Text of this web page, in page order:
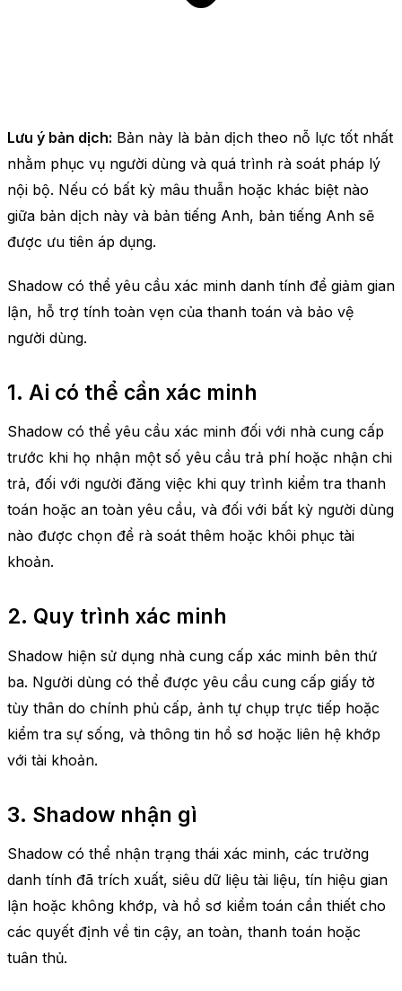
Lưu ý bản dịch: Bản này là bản dịch theo nỗ lực tốt nhất
nhằm phục vụ người dùng và quá trình rà soát pháp lý
nội bộ. Nếu có bất kỳ mâu thuẫn hoặc khác biệt nào
giữa bản dịch này và bản tiếng Anh, bản tiếng Anh sẽ
được ưu tiên áp dụng.
Shadow có thể yêu cầu xác minh danh tính để giảm gian
lận, hỗ trợ tính toàn vẹn của thanh toán và bảo vệ
người dùng.
1. Ai có thể cần xác minh
Shadow có thể yêu cầu xác minh đối với nhà cung cấp
trước khi họ nhận một số yêu cầu trả phí hoặc nhận chi
trả, đối với người đăng việc khi quy trình kiểm tra thanh
toán hoặc an toàn yêu cầu, và đối với bất kỳ người dùng
nào được chọn để rà soát thêm hoặc khôi phục tài
khoản.
2. Quy trình xác minh
Shadow hiện sử dụng nhà cung cấp xác minh bên thứ
ba. Người dùng có thể được yêu cầu cung cấp giấy tờ
tùy thân do chính phủ cấp, ảnh tự chụp trực tiếp hoặc
kiểm tra sự sống, và thông tin hồ sơ hoặc liên hệ khớp
với tài khoản.
3. Shadow nhận gì
Shadow có thể nhận trạng thái xác minh, các trường
danh tính đã trích xuất, siêu dữ liệu tài liệu, tín hiệu gian
lận hoặc không khớp, và hồ sơ kiểm toán cần thiết cho
các quyết định về tin cậy, an toàn, thanh toán hoặc
tuân thủ.